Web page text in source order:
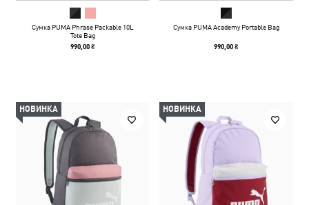
Сумка PUMA Phrase Packable 10L
Tote Bag
990,00 ₴
Сумка PUMA Academy Portable Bag
990,00 ₴
НОВИНКА НОВИНКА